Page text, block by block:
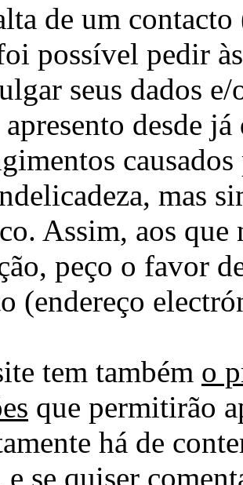
de um
possível pedir
seus dados
apresento desde
mas
Assim, aos
peço o favor
(endereço
tem também o
que permitirão
há de
e se quiser